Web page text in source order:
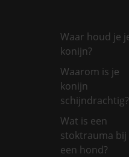
Waar houd je
konijn?
Waarom is je
konijn
schijndrachtig?
Wat is een
stoktrauma bij
een hond?